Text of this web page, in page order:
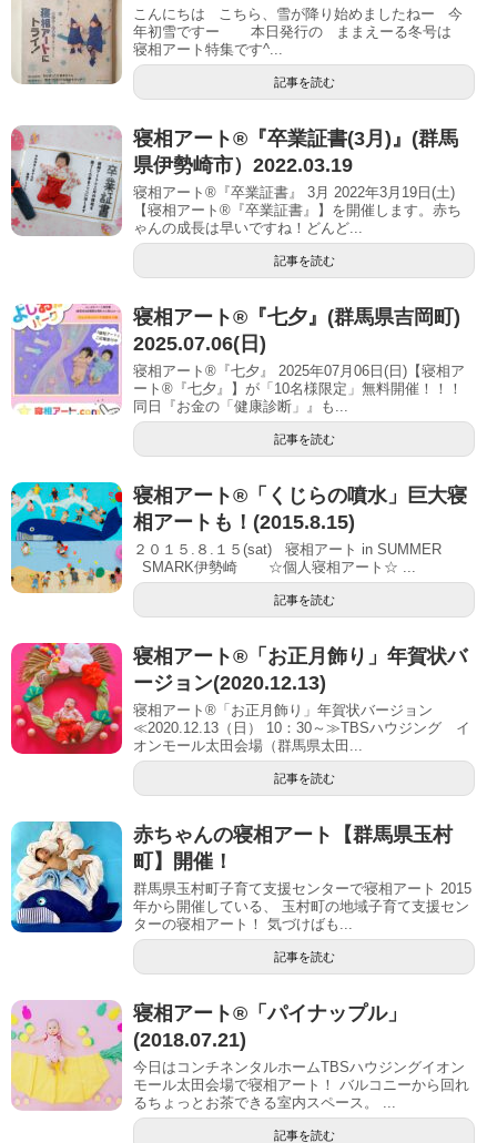
こんにちは こちら、雪が降り始めましたねー 今
年初雪ですー 本日発行の ままえーる冬号は
寝相アート特集です^...
記事を読む
寝相アート®︎『卒業証書(3月)』(群馬
県伊勢崎市）2022.03.19
寝相アート®『卒業証書』 3月 2022年3月19日(土)
【寝相アート®︎『卒業証書』】を開催します。赤ち
ゃんの成長は早いですね！どんど...
記事を読む
寝相アート®︎『七夕』(群馬県吉岡町)
2025.07.06(日)
寝相アート®『七夕』 2025年07月06日(日)【寝相ア
ート®︎『七夕』】が「10名様限定」無料開催！！！
同日『お金の「健康診断」』も...
記事を読む
寝相アート®「くじらの噴水」巨大寝
相アートも！(2015.8.15)
２０１５.８.１５(sat) 寝相アート in SUMMER
SMARK伊勢崎 ☆個人寝相アート☆ ...
記事を読む
寝相アート®「お正月飾り」年賀状バ
ージョン(2020.12.13)
寝相アート®「お正月飾り」年賀状バージョン
≪2020.12.13（日） 10：30～≫TBSハウジング イ
オンモール太田会場（群馬県太田...
記事を読む
赤ちゃんの寝相アート【群馬県玉村
町】開催！
群馬県玉村町子育て支援センターで寝相アート 2015
年から開催している、 玉村町の地域子育て支援セン
ターの寝相アート！ 気づけばも...
記事を読む
寝相アート®︎「パイナップル」
(2018.07.21)
今日はコンチネンタルホームTBSハウジングイオン
モール太田会場で寝相アート！ バルコニーから回れ
るちょっとお茶できる室内スペース。 ...
記事を読む